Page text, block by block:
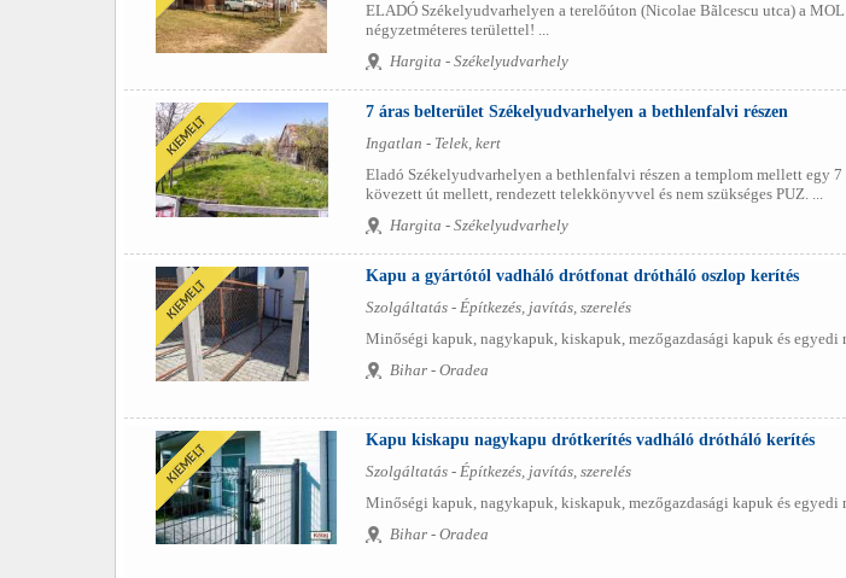
ELADÓ Székelyudvarhelyen a terelőúton (Nicolae Bãlcescu utca) a
négyzetméteres területtel! ...
Hargita - Székelyudvarhely
7 áras belterület Székelyudvarhelyen a bethlenfalvi részen
Ingatlan - Telek, kert
Eladó Székelyudvarhelyen a bethlenfalvi részen a templom mellett egy
kövezett út mellett, rendezett telekkönyvvel és nem szükséges PUZ. ...
Hargita - Székelyudvarhely
Kapu a gyártótól vadháló drótfonat drótháló oszlop kerítés
Szolgáltatás - Építkezés, javítás, szerelés
Minőségi kapuk, nagykapuk, kiskapuk, mezőgazdasági kapuk és
Bihar - Oradea
Kapu kiskapu nagykapu drótkerítés vadháló drótháló kerítés
Szolgáltatás - Építkezés, javítás, szerelés
Minőségi kapuk, nagykapuk, kiskapuk, mezőgazdasági kapuk és
Bihar - Oradea